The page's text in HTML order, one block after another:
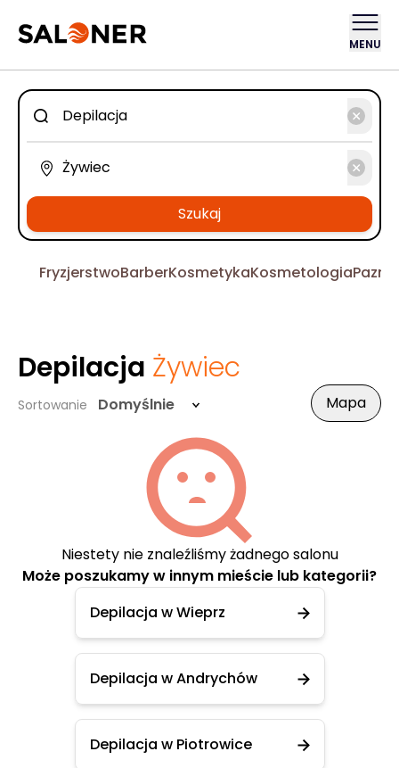
MENU
Szukaj
FryzjerstwoBarberKosmetykaKosmetologia
Depilacja Żywiec
Sortowanie Domyślnie Mapa
Niestety nie znaleźliśmy żadnego salonu
Może poszukamy w innym mieście lub kategorii?
Depilacja w Wieprz
Depilacja w Andrychów
Depilacja w Piotrowice